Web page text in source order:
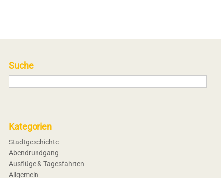
Suche
Kategorien
Stadtgeschichte
Abendrundgang
Ausflüge & Tagesfahrten
Allgemein